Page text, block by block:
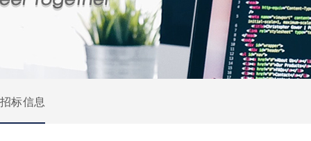
招标信息